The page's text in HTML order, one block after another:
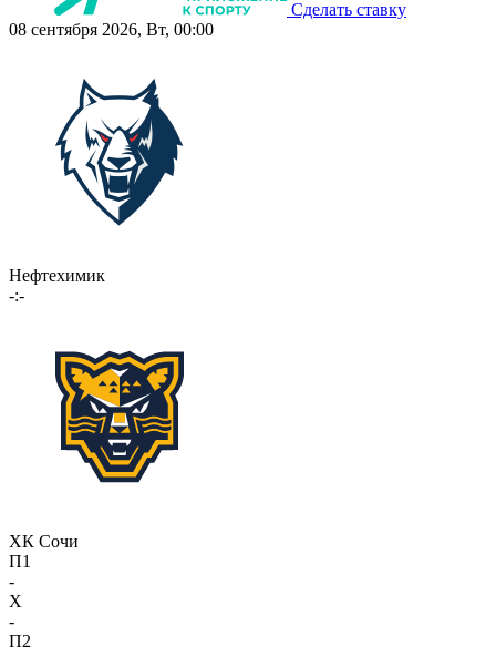
Сделать ставку
08 сентября 2026, Вт, 00:00
Нефтехимик
-:-
ХК Сочи
П1
-
X
-
П2